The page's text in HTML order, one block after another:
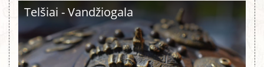
Telšiai - Vandžiogala